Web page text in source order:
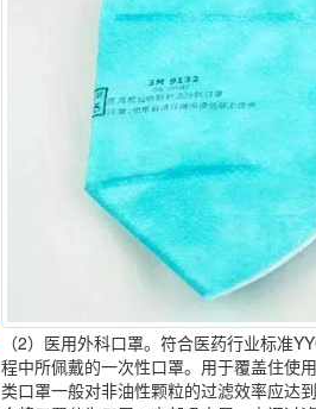
（2）医用外科口罩。符合医药行业标准
程中所佩戴的一次性口罩。用于覆盖住使
类口罩一般对非油性颗粒的过滤效率应达